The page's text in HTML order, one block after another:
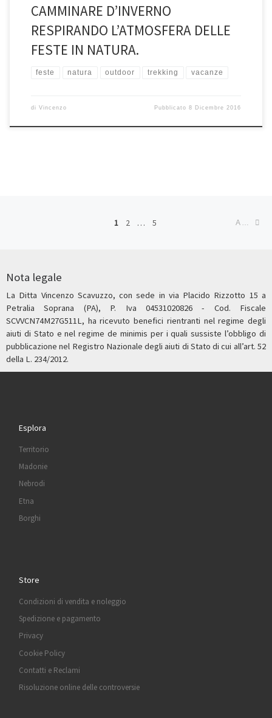
CAMMINARE D’INVERNO
RESPIRANDO L’ATMOSFERA DELLE
FESTE IN NATURA.
feste natura outdoor trekking vacanze
di Vincenzo Pubblicato8 Dicembre 2016
1 2 … 5
Nota legale
La Ditta Vincenzo Scavuzzo, con sede in via Placido Rizzotto 15 a
Petralia Soprana (PA), P. Iva 04531020826 - Cod. Fiscale
SCVVCN74M27G511L, ha ricevuto benefici rientranti nel regime degli
aiuti di Stato e nel regime de minimis per i quali sussiste l’obbligo di
pubblicazione nel Registro Nazionale degli aiuti di Stato di cui all’art. 52
della L. 234/2012.
Esplora
Territorio
Madonie
Nebrodi
Etna
Borghi
Store
Condizioni di vendita e noleggio
Spedizione e pagamento
Privacy
Cookie Policy
Contatti e Reclami
Risoluzione online delle controversie